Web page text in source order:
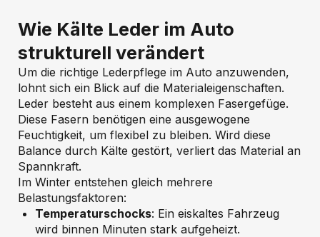
Wie Kälte Leder im Auto
strukturell verändert
Um die richtige Lederpflege im Auto anzuwenden,
lohnt sich ein Blick auf die Materialeigenschaften.
Leder besteht aus einem komplexen Fasergefüge.
Diese Fasern benötigen eine ausgewogene
Feuchtigkeit, um flexibel zu bleiben. Wird diese
Balance durch Kälte gestört, verliert das Material an
Spannkraft.
Im Winter entstehen gleich mehrere
Belastungsfaktoren:
Temperaturschocks: Ein eiskaltes Fahrzeug
wird binnen Minuten stark aufgeheizt.